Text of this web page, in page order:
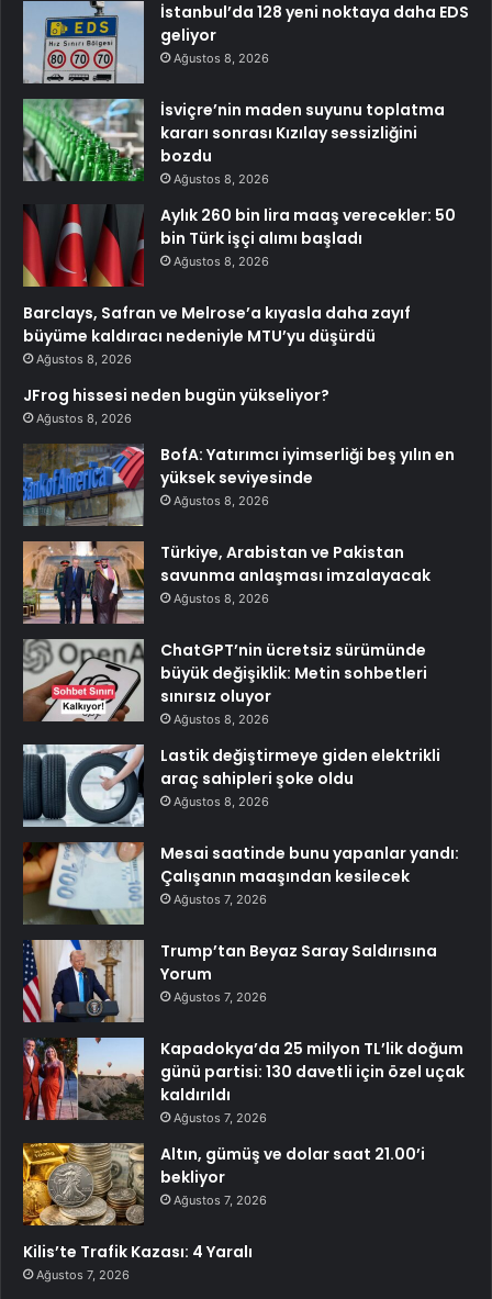
İstanbul’da 128 yeni noktaya daha EDS
geliyor
Ağustos 8, 2026
İsviçre’nin maden suyunu toplatma
kararı sonrası Kızılay sessizliğini
bozdu
Ağustos 8, 2026
Aylık 260 bin lira maaş verecekler: 50
bin Türk işçi alımı başladı
Ağustos 8, 2026
Barclays, Safran ve Melrose’a kıyasla daha zayıf
büyüme kaldıracı nedeniyle MTU’yu düşürdü
Ağustos 8, 2026
JFrog hissesi neden bugün yükseliyor?
Ağustos 8, 2026
BofA: Yatırımcı iyimserliği beş yılın en
yüksek seviyesinde
Ağustos 8, 2026
Türkiye, Arabistan ve Pakistan
savunma anlaşması imzalayacak
Ağustos 8, 2026
ChatGPT’nin ücretsiz sürümünde
büyük değişiklik: Metin sohbetleri
sınırsız oluyor
Ağustos 8, 2026
Lastik değiştirmeye giden elektrikli
araç sahipleri şoke oldu
Ağustos 8, 2026
Mesai saatinde bunu yapanlar yandı:
Çalışanın maaşından kesilecek
Ağustos 7, 2026
Trump’tan Beyaz Saray Saldırısına
Yorum
Ağustos 7, 2026
Kapadokya’da 25 milyon TL’lik doğum
günü partisi: 130 davetli için özel uçak
kaldırıldı
Ağustos 7, 2026
Altın, gümüş ve dolar saat 21.00’i
bekliyor
Ağustos 7, 2026
Kilis’te Trafik Kazası: 4 Yaralı
Ağustos 7, 2026